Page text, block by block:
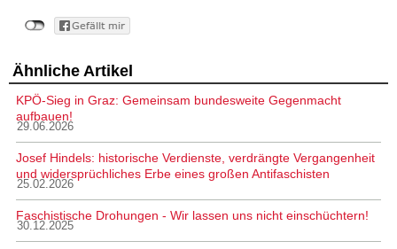
Ähnliche Artikel
KPÖ-Sieg in Graz: Gemeinsam bundesweite Gegenmacht
aufbauen!
29.06.2026
Josef Hindels: historische Verdienste, verdrängte Vergangenheit
und widersprüchliches Erbe eines großen Antifaschisten
25.02.2026
Faschistische Drohungen - Wir lassen uns nicht einschüchtern!
30.12.2025